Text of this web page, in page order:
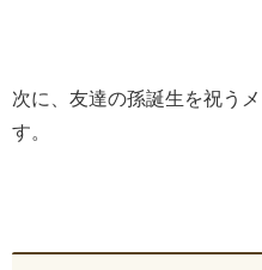
次に、友達の孫誕生を祝う
す。